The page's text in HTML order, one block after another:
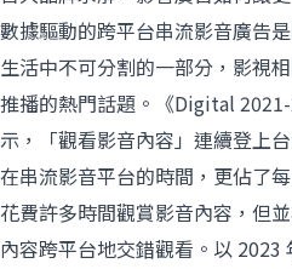
數據驅動的跨平台串流影音廣告
生活中不可分割的一部分，影視
推播的熱門話題。《Digital
示，「觀看影音內容」連續登上
在串流影音平台的時間，更佔了
花費許多時間觀賞影音內容，但
內容跨平台地交錯觀看。以 2023